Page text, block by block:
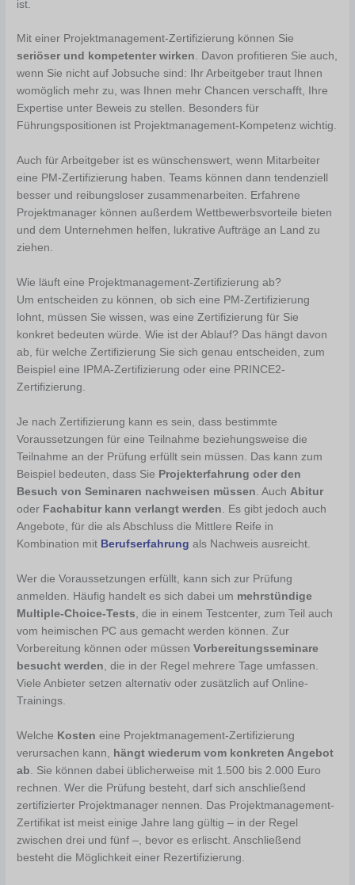
ist.
Mit einer Projektmanagement-Zertifizierung können Sie
seriöser und kompetenter wirken. Davon profitieren Sie auch,
wenn Sie nicht auf Jobsuche sind: Ihr Arbeitgeber traut Ihnen
womöglich mehr zu, was Ihnen mehr Chancen verschafft, Ihre
Expertise unter Beweis zu stellen. Besonders für
Führungspositionen ist Projektmanagement-Kompetenz wichtig.
Auch für Arbeitgeber ist es wünschenswert, wenn Mitarbeiter
eine PM-Zertifizierung haben. Teams können dann tendenziell
besser und reibungsloser zusammenarbeiten. Erfahrene
Projektmanager können außerdem Wettbewerbsvorteile bieten
und dem Unternehmen helfen, lukrative Aufträge an Land zu
ziehen.
Wie läuft eine Projektmanagement-Zertifizierung ab?
Um entscheiden zu können, ob sich eine PM-Zertifizierung
lohnt, müssen Sie wissen, was eine Zertifizierung für Sie
konkret bedeuten würde. Wie ist der Ablauf? Das hängt davon
ab, für welche Zertifizierung Sie sich genau entscheiden, zum
Beispiel eine IPMA-Zertifizierung oder eine PRINCE2-
Zertifizierung.
Je nach Zertifizierung kann es sein, dass bestimmte
Voraussetzungen für eine Teilnahme beziehungsweise die
Teilnahme an der Prüfung erfüllt sein müssen. Das kann zum
Beispiel bedeuten, dass Sie Projekterfahrung oder den
Besuch von Seminaren nachweisen müssen. AuchAbitur
oder Fachabitur kann verlangt werden. Es gibt jedoch auch
Angebote, für die als Abschluss die Mittlere Reife in
Kombination mit Berufserfahrung als Nachweis ausreicht.
Wer die Voraussetzungen erfüllt, kann sich zur Prüfung
anmelden. Häufig handelt es sich dabei um mehrstündige
Multiple-Choice-Tests , die in einem Testcenter, zum Teil auch
vom heimischen PC aus gemacht werden können. Zur
Vorbereitung können oder müssenVorbereitungsseminare
besucht werden , die in der Regel mehrere Tage umfassen.
Viele Anbieter setzen alternativ oder zusätzlich auf Online-
Trainings.
Welche Kosten eine Projektmanagement-Zertifizierung
verursachen kann,
hängt wiederum vom konkreten Angebot
ab . Sie können dabei üblicherweise mit 1.500 bis 2.000 Euro
rechnen. Wer die Prüfung besteht, darf sich anschließend
zertifizierter Projektmanager nennen. Das Projektmanagement-
Zertifikat ist meist einige Jahre lang gültig – in der Regel
zwischen drei und fünf –, bevor es erlischt. Anschließend
besteht die Möglichkeit einer Rezertifizierung.